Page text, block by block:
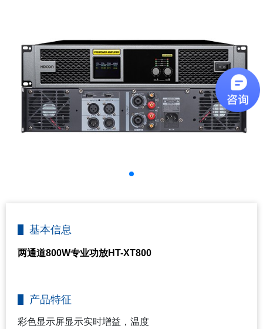
基本信息
两通道800W专业功放HT-XT800
产品特征
彩色显示屏显示实时增益，温度